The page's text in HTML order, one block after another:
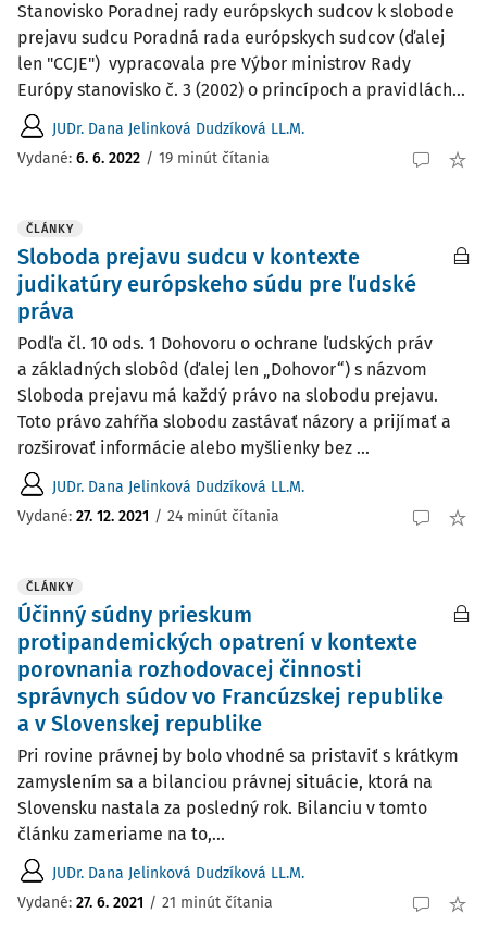
Stanovisko Poradnej rady európskych sudcov k slobode
prejavu sudcu Poradná rada európskych sudcov (ďalej
len "CCJE") vypracovala pre Výbor ministrov Rady
Európy stanovisko č. 3 (2002) o princípoch a pravidlách...
JUDr. Dana Jelinková Dudzíková LL.M.
Vydané: 6. 6. 2022 / 19 minút čítania
ČLÁNKY
Sloboda prejavu sudcu v kontexte
judikatúry európskeho súdu pre ľudské
práva
Podľa čl. 10 ods. 1 Dohovoru o ochrane ľudských práv
a základných slobôd (ďalej len „Dohovor“) s názvom
Sloboda prejavu má každý právo na slobodu prejavu.
Toto právo zahŕňa slobodu zastávať názory a prijímať a
rozširovať informácie alebo myšlienky bez ...
JUDr. Dana Jelinková Dudzíková LL.M.
Vydané: 27. 12. 2021 / 24 minút čítania
ČLÁNKY
Účinný súdny prieskum
protipandemických opatrení v kontexte
porovnania rozhodovacej činnosti
správnych súdov vo Francúzskej republike
a v Slovenskej republike
Pri rovine právnej by bolo vhodné sa pristaviť s krátkym
zamyslením sa a bilanciou právnej situácie, ktorá na
Slovensku nastala za posledný rok. Bilanciu v tomto
článku zameriame na to,...
JUDr. Dana Jelinková Dudzíková LL.M.
Vydané: 27. 6. 2021 / 21 minút čítania